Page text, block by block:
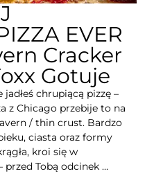
EVER
Cracker
Gotuje
chrupiącą pizzę –
z Chicago przebije to na
/ thin crust. Bardzo
ciasta oraz formy
kroi się w
przed Tobą odcinek …